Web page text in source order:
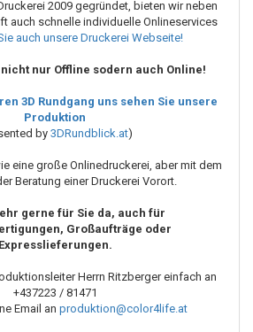
2009 gegründet, bieten wir neben
auch schnelle individuelle Onlineservices
auch unsere Druckerei Webseite!
nur Offline sodern auch Online!
3D Rundgang uns sehen Sie unsere
Produktion
by 3DRundblick.at)
eine große Onlinedruckerei, aber mit dem
Beratung einer Druckerei Vorort.
gerne für Sie da, auch für
Großaufträge oder
Expresslieferungen.
Herrn Ritzbergereinfach an
+437223 / 81471
Email an produktion@color4life.at